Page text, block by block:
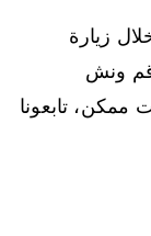
زيارة
ونش
ممكن، تابعونا